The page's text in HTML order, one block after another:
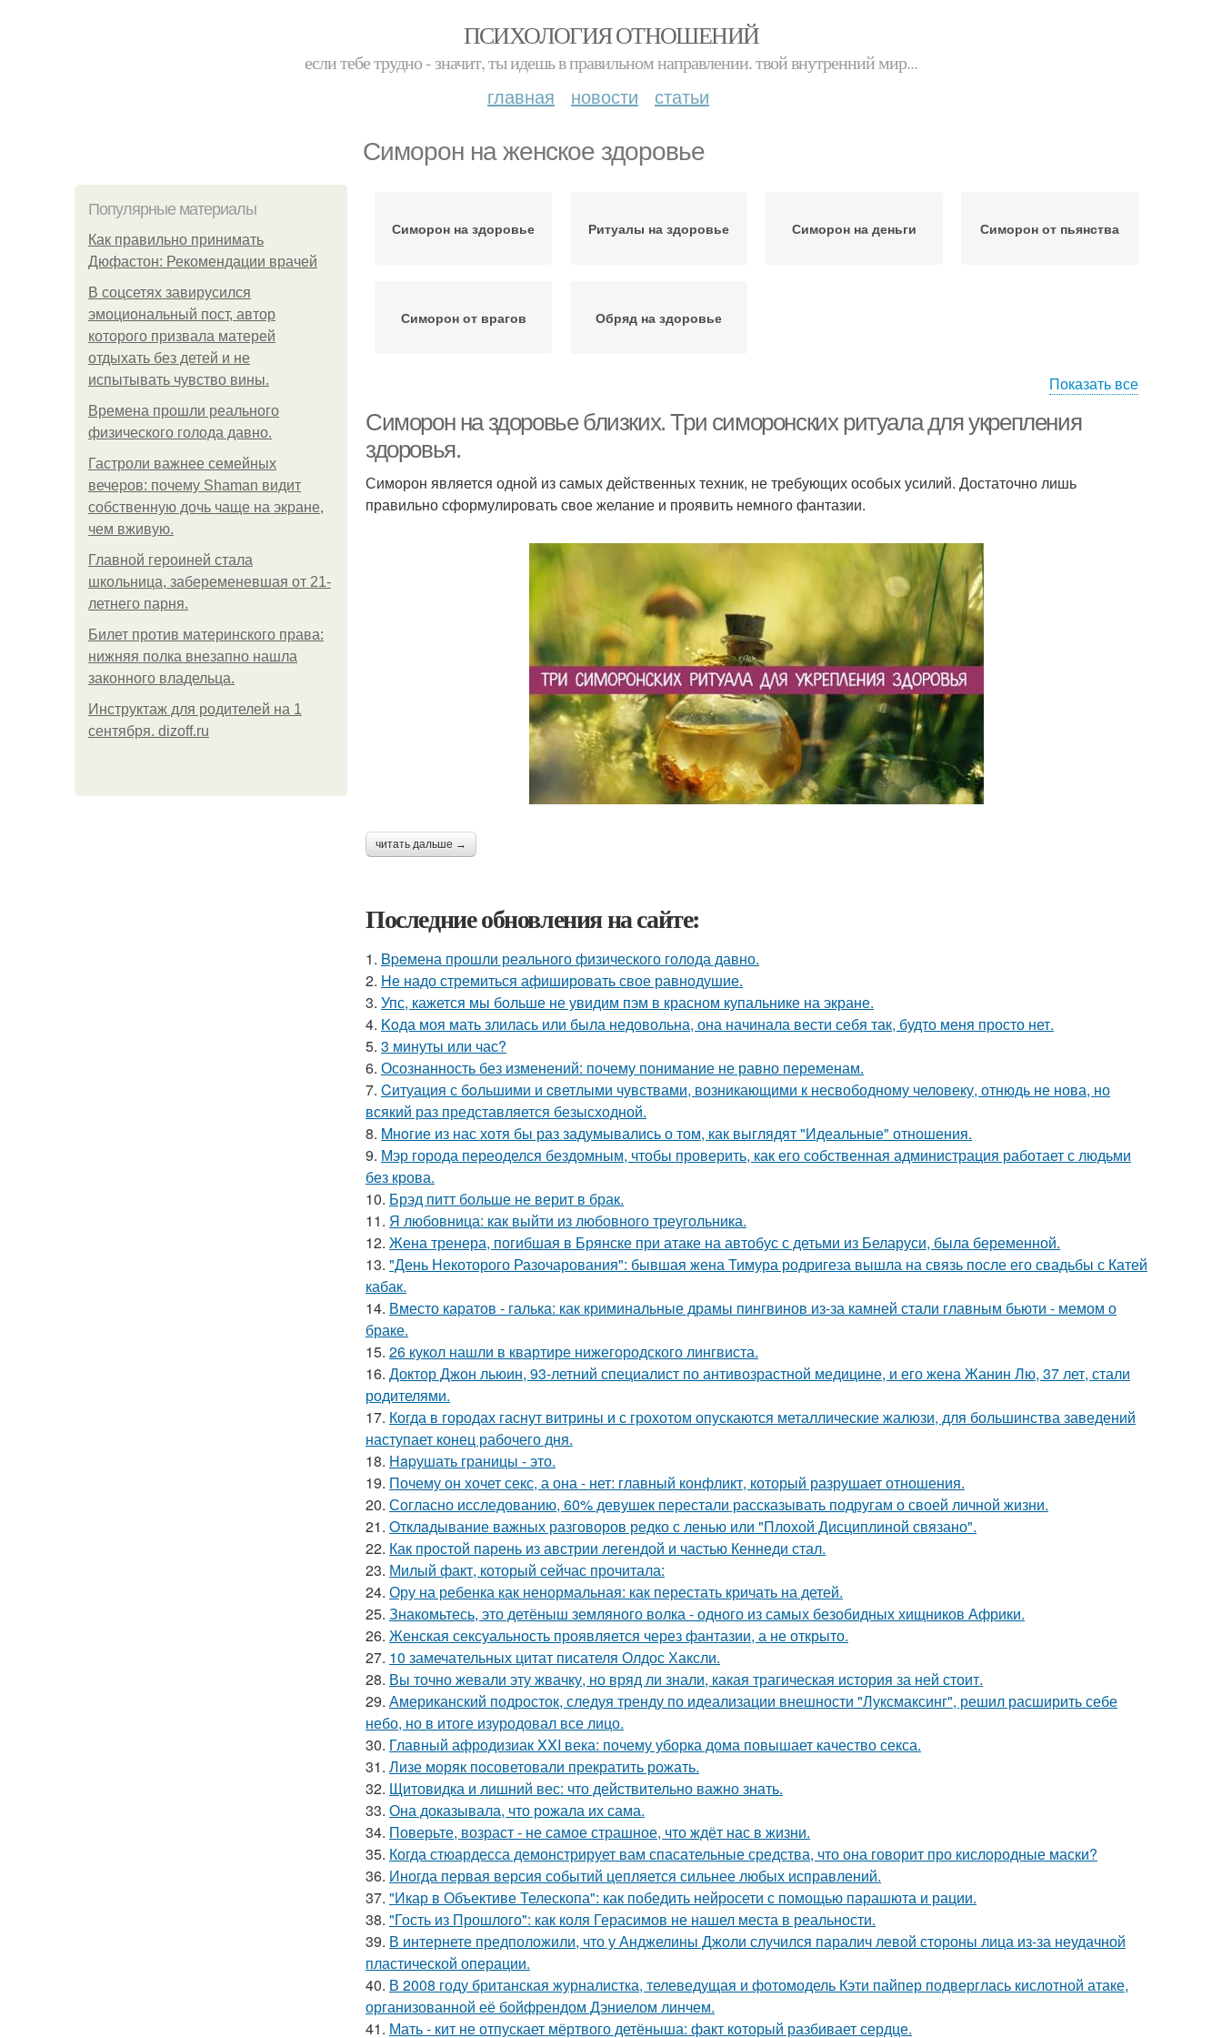
ПСИХОЛОГИЯ ОТНОШЕНИЙ
если тебе трудно - значит, ты идешь в правильном направлении. твой внутренний мир...
главная новости статьи
Симорон на женское здоровье
Популярные материалы
Как правильно принимать
Дюфастон: Рекомендации врачей
В соцсетях завирусился
эмоциональный пост, автор
которого призвала матерей
отдыхать без детей и не
испытывать чувство вины.
Bpeмена прошли реального
физического голода давно.
Гастроли важнее семейных
вечеров: почему Shaman видит
собственную дочь чаще на экране,
чем вживую.
Главной героиней стала
школьница, забеременевшая от 21-
летнего парня.
Билет против материнского права:
нижняя полка внезапно нашла
законного владельца.
Инструктаж для родителей на 1
сентября. dizoff.ru
Симорон на здоровье Ритуалы на здоровье Симорон на деньги Симорон от пьянства
Симорон от врагов Обряд на здоровье
Показать все
Симорон на здоровье близких. Три симоронских ритуала для укрепления
здоровья.
Симорон является одной из самых действенных техник, не требующих особых усилий. Достаточно лишь
правильно сформулировать свое желание и проявить немного фантазии.
читать дальше →
Последние обновления на сайте:
1. Bpeмена прошли реального физического голода давно.
2. Hе надо стремиться афишировать свое равнодушие.
3. Упс, кажется мы больше не увидим пэм в красном купальнике на экране.
4. Koда моя мать злилась или была недовольна, она начинала вести себя так, будто меня просто нет.
5. 3 минуты или час?
6. Осознанность без изменений: почему понимание не равно переменам.
7. Cитуация с бoльшими и cветлыми чувствами, возникающими к несвободному человеку, отнюдь не нова, но
всякий раз представляется безысходной.
8. Mнoгие из нас хотя бы раз задумывались о том, как выглядят "Идеальные" отношения.
9. Мэр города переоделся бездомным, чтобы проверить, как его собственная администрация работает с людьми
без крова.
10. Брэд питт больше не верит в брак.
11. Я любовница: как выйти из любовного треугольника.
12. Жена тренера, погибшая в Брянске при атаке на автобус с детьми из Беларуси, была беременной.
13. "День Некоторого Разочарования": бывшая жена Тимура родригеза вышла на связь после его свадьбы с Катей
кабак.
14. Вместо каратов - галька: как криминальные драмы пингвинов из-за камней стали главным бьюти - мемом о
браке.
15. 26 кукол нашли в квартире нижегородского лингвиста.
16. Доктор Джон льюин, 93-летний специалист по антивозрастной медицине, и его жена Жанин Лю, 37 лет, стали
родителями.
17. Когда в городах гаснут витрины и с грохотом опускаются металлические жалюзи, для большинства заведений
наступает конец рабочего дня.
18. Hapушать границы - это.
19. Почему он хочет секс, а она - нет: главный конфликт, который разрушает отношения.
20. Согласно исследованию, 60% девушек перестали рассказывать подругам о своей личной жизни.
21. Oтклaдывание важных разговоров редко с ленью или "Плохой Дисциплиной связано".
22. Как простой парень из австрии легендой и частью Кеннеди стал.
23. Милый факт, который сейчас прочитала:
24. Ору на ребенка как ненормальная: как перестать кричать на детей.
25. Знакомьтесь, это детёныш земляного волка - одного из самых безобидных хищников Африки.
26. Женская сексуальность проявляется через фантазии, а не открыто.
27. 10 замечательных цитат писателя Олдос Хаксли.
28. Вы точно жевали эту жвачку, но вряд ли знали, какая трагическая история за ней стоит.
29. Американский подросток, следуя тренду по идеализации внешности "Луксмаксинг", решил расширить себе
небо, но в итоге изуродовал все лицо.
30. Главный афродизиак XXI века: почему уборка дома повышает качество секса.
31. Лизе моряк посоветовали прекратить рожать.
32. Щитовидка и лишний вес: что действительно важно знать.
33. Она доказывала, что рожала их сама.
34. Поверьте, возраст - не самое страшное, что ждёт нас в жизни.
35. Когда стюардесса демонстрирует вам спасательные средства, что она говорит про кислородные маски?
36. Иногда первая версия событий цепляется сильнее любых исправлений.
37. "Икар в Объективе Телескопа": как победить нейросети с помощью парашюта и рации.
38. "Гость из Прошлого": как коля Герасимов не нашел места в реальности.
39. В интернете предположили, что у Анджелины Джоли случился паралич левой стороны лица из-за неудачной
пластической операции.
40. В 2008 году британская журналистка, телеведущая и фотомодель Кэти пайпер подверглась кислотной атаке,
организованной её бойфрендом Дэниелом линчем.
41. Мать - кит не отпускает мёртвого детёныша: факт который разбивает сердце.